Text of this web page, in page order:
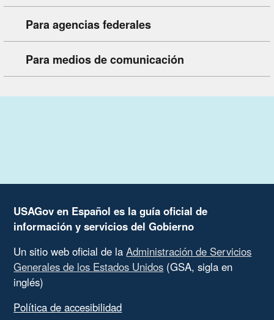
Para agencias federales
Para medios de comunicación
USAGov en Español es la guía oficial de
información y servicios del Gobierno
Un sitio web oficial de laAdministración de Servicios
Generales de los Estados Unidos (GSA, sigla en
inglés)
Política de accesibilidad